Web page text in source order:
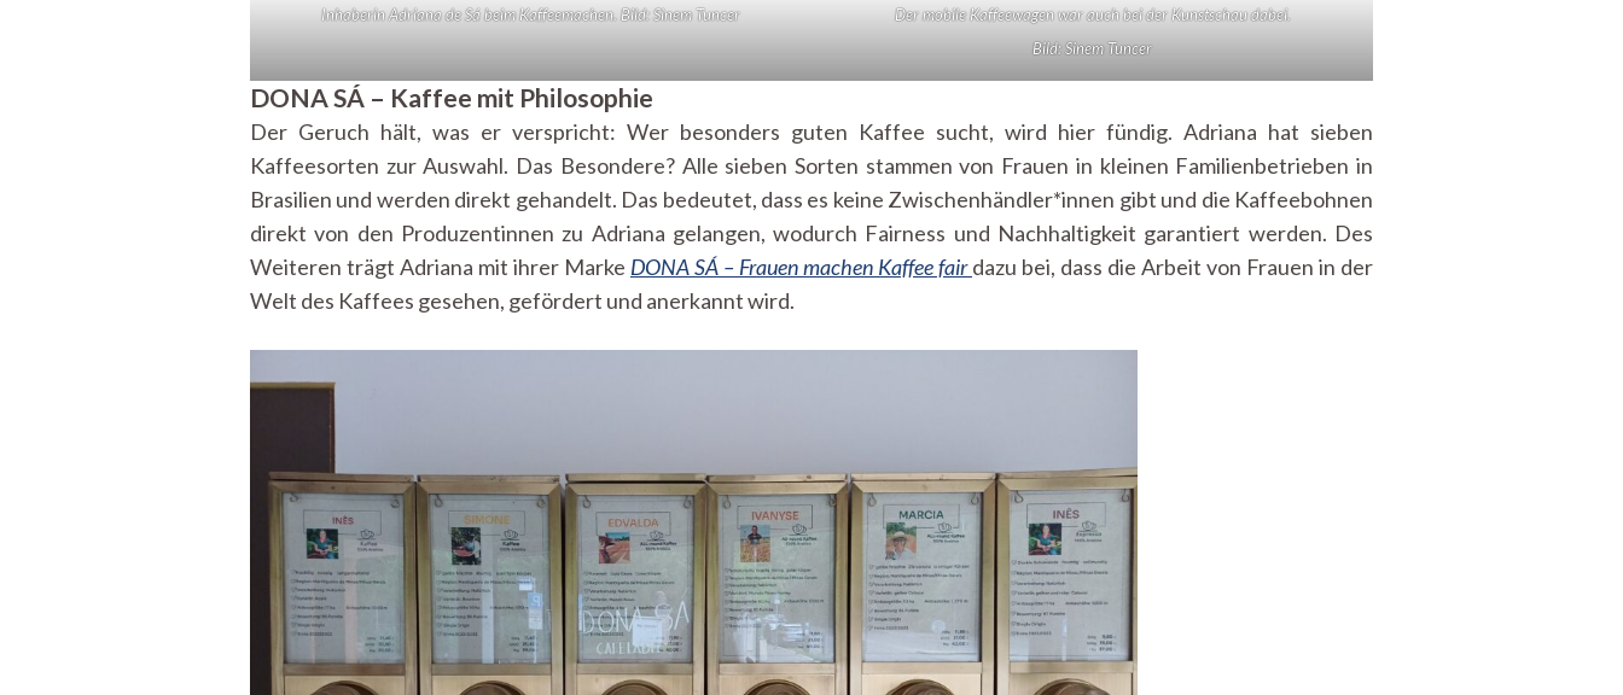
Inhaberin Adriana de Sá beim Kaffeemachen.Bild:Sinem Tuncer
Der mobile Kaffeewagen war auch bei der Kunstschau dabei.
Bild:Sinem Tuncer
DONA SÁ – Kaffee mit Philosophie
Der Geruch hält, was er verspricht: Wer besonders guten Kaffee sucht, wird hier fündig. Adriana hat sieben
Kaffeesorten zur Auswahl. Das Besondere? Alle sieben Sorten stammen von Frauen in kleinen Familienbetrieben in
Brasilien und werden direkt gehandelt. Das bedeutet, dass es keine Zwischenhändler*innen gibt und die Kaffeebohnen
direkt von den Produzentinnen zu Adriana gelangen, wodurch Fairness und Nachhaltigkeit garantiert werden. Des
Weiteren trägt Adriana mit ihrer Marke DONA SÁ – Frauen machen Kaffee fair dazu bei, dass die Arbeit von Frauen in der
Welt des Kaffees gesehen, gefördert und anerkannt wird.